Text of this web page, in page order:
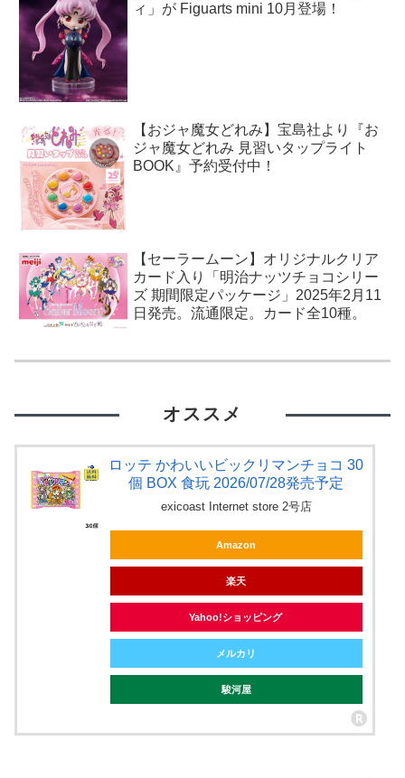
ィ」が Figuarts mini 10月登場！
【おジャ魔女どれみ】宝島社より『お
ジャ魔女どれみ 見習いタップライト
BOOK』予約受付中！
【セーラームーン】オリジナルクリア
カード入り「明治ナッツチョコシリー
ズ 期間限定パッケージ」2025年2月11
日発売。流通限定。カード全10種。
オススメ
ロッテ かわいいビックリマンチョコ 30
個 BOX 食玩 2026/07/28発売予定
exicoast Internet store 2号店
Amazon
楽天
Yahoo!ショッピング
メルカリ
駿河屋